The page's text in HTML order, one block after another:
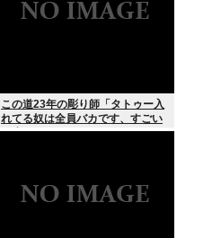
この道23年の彫り師「タトゥー入
れてる奴は全員バカです、すごい
民度低い」